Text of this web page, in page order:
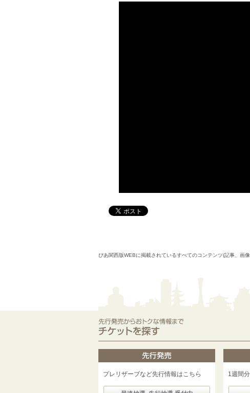
ぴあ関西版WEBに掲載されているすべてのコンテンツ(記事、画
プレリザーブなど先行情報はこちら 1週間